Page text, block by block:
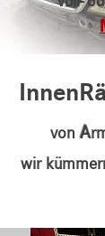
vonA
wir